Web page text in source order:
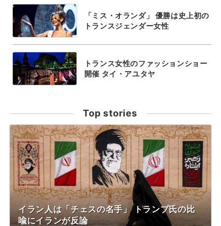
「ミス・オランダ」 優勝は史上初の
トランスジェンダー女性
トランス女性のファッションショー
開催 タイ・アユタヤ
Top stories
イラン人は「チェスの名手」 トランプ氏の比
喩にイランが反論